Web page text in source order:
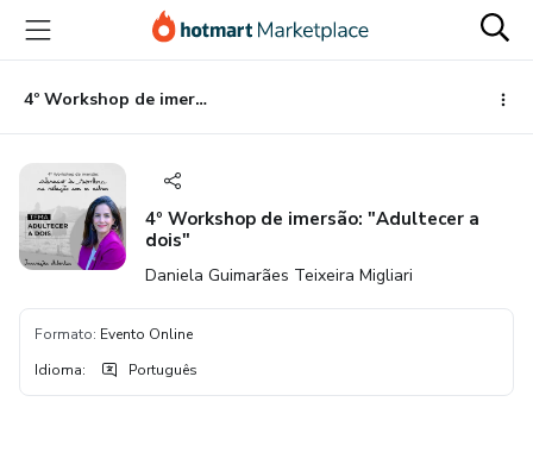
para
conteúdo
principal
para
pagamento
para
rodapé
4º Workshop de imersão: "Adultecer a dois"
4º Workshop de imersão: "Adultecer a
dois"
Daniela Guimarães Teixeira Migliari
Formato: Evento Online
Idioma: Português